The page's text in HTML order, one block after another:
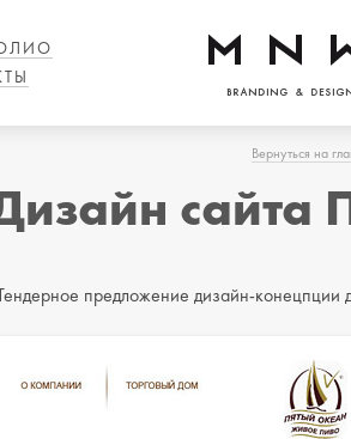
Вернуться на
сайта
Тендерное предложение дизайн-конецпции